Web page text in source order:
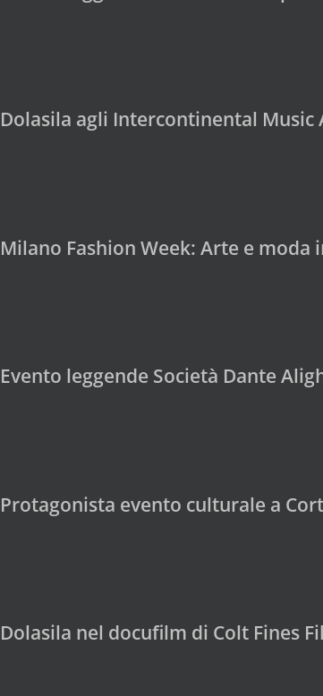
Dolasila agli Intercontinental Music
Milano Fashion Week: Arte e moda
Evento leggende Società Dante
Protagonista evento culturale a
Dolasila nel docufilm di Colt Fines